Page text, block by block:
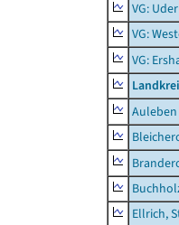
VG: Uder
VG:
VG:
Auleben
Ellrich,